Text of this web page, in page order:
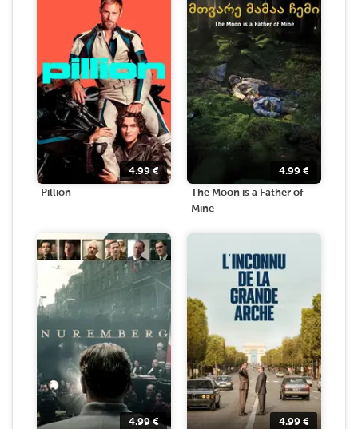
4.99€
Pillion
4.99 €
The Moon is a Father of
Mine
4.99€ 4.99 €